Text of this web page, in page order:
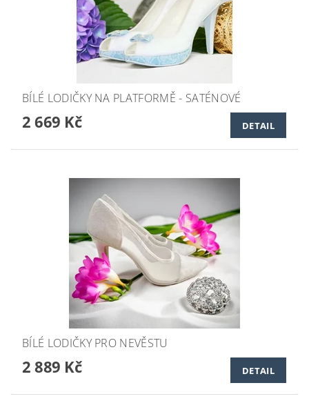
BÍLÉ LODIČKY NA PLATFORMĚ - SATÉNOVÉ
2 669 Kč DETAIL
BÍLÉ LODIČKY PRO NEVĚSTU
2 889 Kč DETAIL